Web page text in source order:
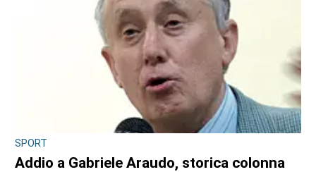
SPORT
Addio a Gabriele Araudo, storica colonna